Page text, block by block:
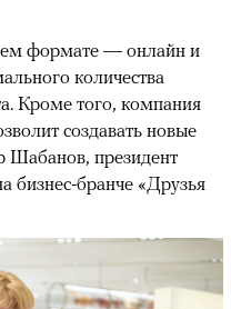
формате — онлайн и
количества
Кроме того, компания
создавать новые
Шабанов, президент
бизнес-бранче «Друзья